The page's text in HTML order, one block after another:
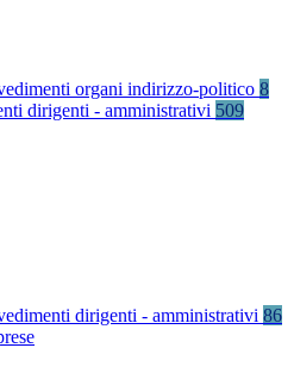
organi indirizzo-politico 8
dirigenti - amministrativi 509
dirigenti - amministrativi 86